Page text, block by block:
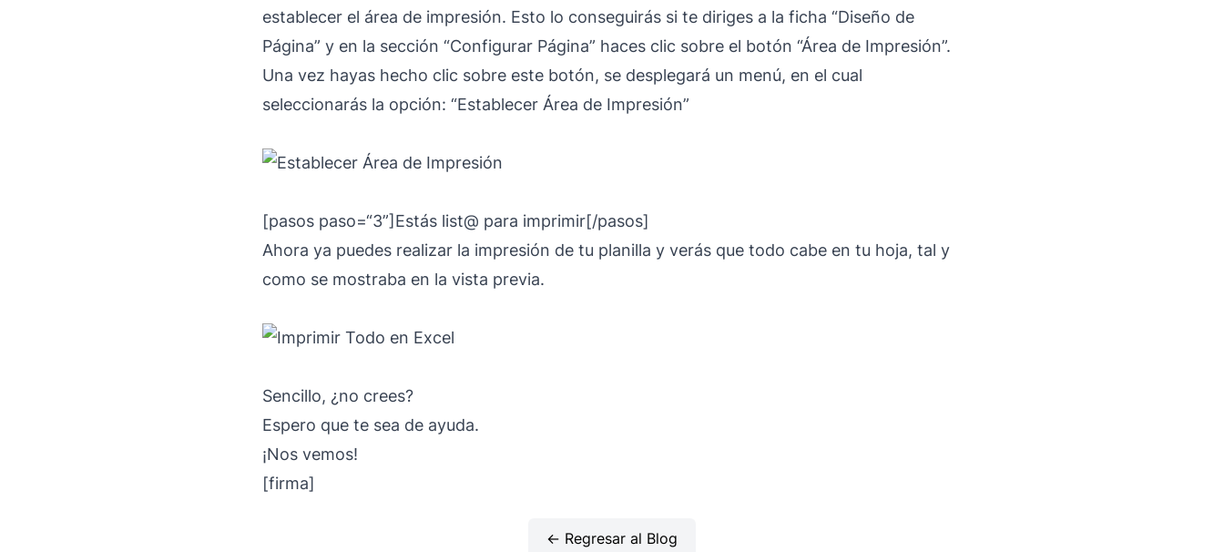
establecer el área de impresión. Esto lo conseguirás si te diriges a la ficha “Diseño de
Página” y en la sección “Configurar Página” haces clic sobre el botón “Área de Impresión”.
Una vez hayas hecho clic sobre este botón, se desplegará un menú, en el cual
seleccionarás la opción: “Establecer Área de Impresión”
[pasos paso=“3”]Estás list@ para imprimir[/pasos]
Ahora ya puedes realizar la impresión de tu planilla y verás que todo cabe en tu hoja, tal y
como se mostraba en la vista previa.
Sencillo, ¿no crees?
Espero que te sea de ayuda.
¡Nos vemos!
[firma]
← Regresar al Blog